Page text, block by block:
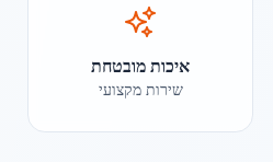
איכות מובטחת
שירות מקצועי